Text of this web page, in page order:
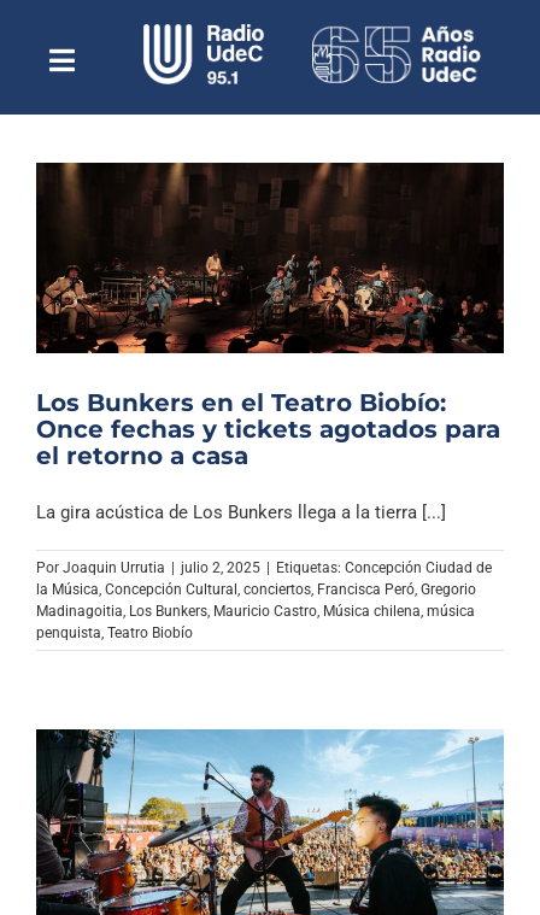
contenidoToggle
NavigationEscuchar Radio UdeC en vivo
Quiénes Somos
Programación
Podcast
Noticias
Reportajes
Columnas
Música Clásica
Especiales
Archivo Sonoro
Los Bunkers en el Teatro Biobío:
Once fechas y tickets agotados para
el retorno a casa
La gira acústica de Los Bunkers llega a la tierra [...]
Por Joaquin Urrutia julio 2, 2025 Etiquetas: Concepción Ciudad de
la Música, Concepción Cultural , conciertos, Francisca Peró, Gregorio
Madinagoitia, Los Bunkers, Mauricio Castro, Música chilena, música
penquista, Teatro Biobío